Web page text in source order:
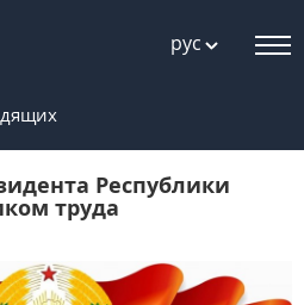
рус
Республики
труда